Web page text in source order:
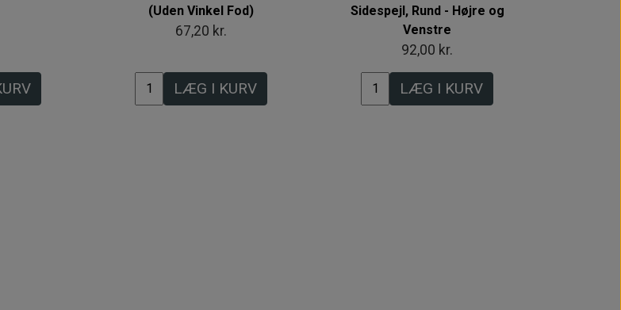
(Uden Vinkel Fod)
67,20 kr.
LÆG I KURV
Sidespejl, Rund - Højre og
Venstre
92,00 kr.
LÆG I KURV